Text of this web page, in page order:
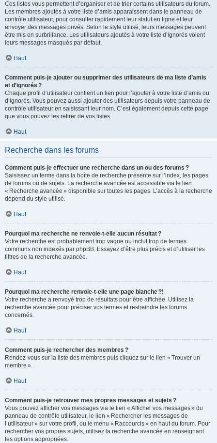
Ces listes vous permettent d’organiser et de trier certains utilisateurs du forum.
Les membres ajoutés à votre liste d’amis apparaissent dans le panneau de
contrôle utilisateur, pour consulter rapidement leur statut en ligne et leur
envoyer des messages privés. Selon le style utilisé, leurs messages peuvent
être mis en surbrillance. Les utilisateurs ajoutés à votre liste d’ignorés voient
leurs messages masqués par défaut.
Haut
Comment puis-je ajouter ou supprimer des utilisateurs de ma liste d’amis
et d’ignorés ?
Chaque profil d’utilisateur contient un lien pour l’ajouter à votre liste d’amis ou
d’ignorés. Vous pouvez aussi ajouter des utilisateurs depuis votre panneau de
contrôle utilisateur en saisissant leur nom. C’est également depuis cette page
que vous pouvez les retirer de vos listes.
Haut
Recherche dans les forums
Comment puis-je effectuer une recherche dans un ou des forums ?
Saisissez un terme dans la boîte de recherche présente sur l’index, les pages
de forums ou de sujets. La recherche avancée est accessible via le lien
« Recherche avancée » disponible sur toutes les pages. L’accès à la recherche
dépend du style utilisé.
Haut
Pourquoi ma recherche ne renvoie-t-elle aucun résultat ?
Votre recherche est probablement trop vague ou inclut trop de termes
communs non indexés par phpBB. Essayez d’être plus précis et d’utiliser les
filtres de la recherche avancée.
Haut
Pourquoi ma recherche renvoie-t-elle une page blanche ?!
Votre recherche a renvoyé trop de résultats pour être affichée. Utilisez la
recherche avancée pour préciser vos termes et restreindre les forums
concernés.
Haut
Comment puis-je rechercher des membres ?
Rendez-vous sur la liste des membres puis cliquez sur le lien « Trouver un
membre ».
Haut
Comment puis-je retrouver mes propres messages et sujets ?
Vous pouvez afficher vos messages via le lien « Afficher vos messages » du
panneau de contrôle utilisateur, le lien « Rechercher les messages de
l’utilisateur » sur votre profil, ou le menu « Raccourcis » en haut du forum. Pour
rechercher vos propres sujets, utilisez la recherche avancée en renseignant
les options appropriées.